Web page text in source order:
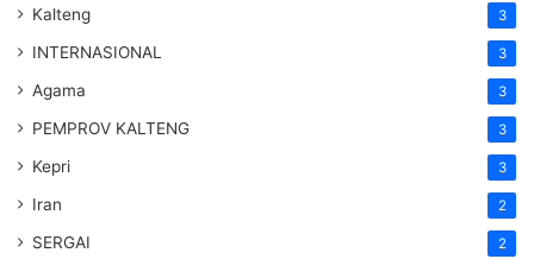
Kalteng 3
INTERNASIONAL 3
Agama 3
PEMPROV KALTENG 3
Kepri 3
Iran 2
SERGAI 2